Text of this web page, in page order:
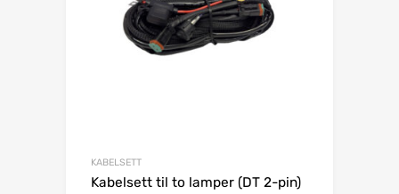
KABELSETT
Kabelsett til to lamper (DT 2-pin)